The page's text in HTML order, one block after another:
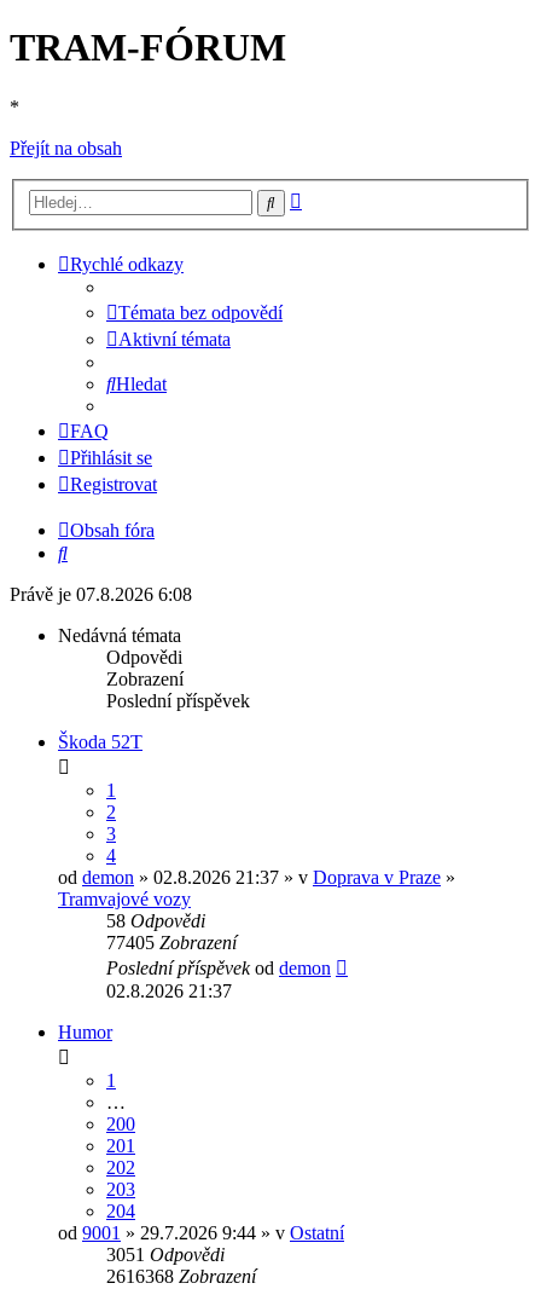
TRAM-FÓRUM
*
Přejít na obsah
Hledat
Rychlé odkazy
Témata bez odpovědí
Aktivní témata
Hledat
FAQ
Přihlásit se
Registrovat
Obsah fóra
Hledat
Právě je 07.8.2026 6:08
Nedávná témata
Odpovědi
Zobrazení
Poslední příspěvek
Škoda 52T
1
2
3
4
od demon » 02.8.2026 21:37 » v Doprava v Praze »
Tramvajové vozy
58 Odpovědi
77405 Zobrazení
Poslední příspěvekod demon
02.8.2026 21:37
Humor
1
…
200
201
202
203
204
od 9001 » 29.7.2026 9:44 » v Ostatní
3051 Odpovědi
2616368 Zobrazení